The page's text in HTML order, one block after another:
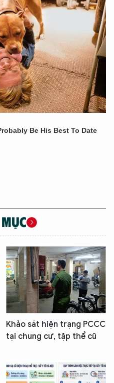
Khảo sát hiện trạng PCCC
tại chung cư, tập thể cũ